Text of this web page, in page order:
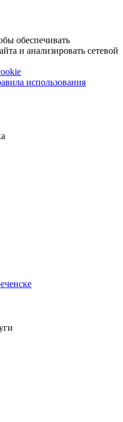
обеспечивать
и анализировать сетевой
использования